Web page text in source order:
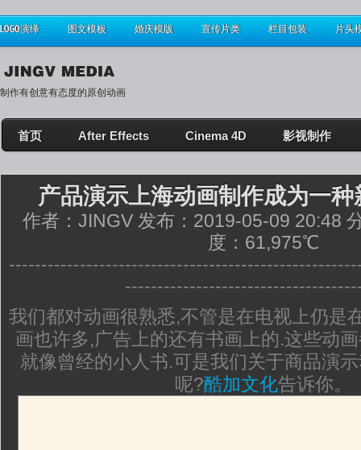
LOGO演绎 图文模板 婚庆模版 宣传片类 栏目包装 片头
制作有创意有态度的原创动画
首页 After Effects Cinema 4D 影视制作
产品演示上海动画制作成为一
作者：JINGV 发布：2019-05-09 20:48
度：61,975℃
我们都对动画很熟悉,不管是在电视上仍是
画也许多,广告上的还有书画上的.这些动
就像曾经的小人书.可是我们关于商品演
呢?酷加文化告诉你。